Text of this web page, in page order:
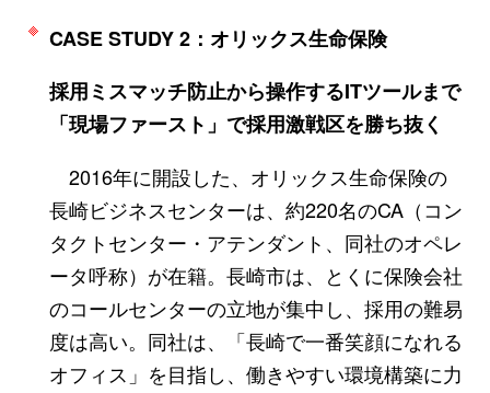
CASE STUDY 2：オリックス生命保険
採用ミスマッチ防止から操作するITツールまで
「現場ファースト」で採用激戦区を勝ち抜く
2016年に開設した、オリックス生命保険の
長崎ビジネスセンターは、約220名のCA（コン
タクトセンター・アテンダント、同社のオペレ
ータ呼称）が在籍。長崎市は、とくに保険会社
のコールセンターの立地が集中し、採用の難易
度は高い。同社は、「長崎で一番笑顔になれる
オフィス」を目指し、働きやすい環境構築に力